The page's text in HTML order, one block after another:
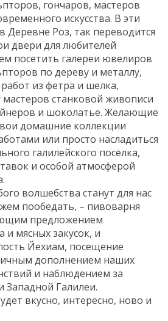
гончаров, мастеров
искусства. В эти
Деревне Роз, так переводится
двери для любителей
посетить галереи ювелиров
по дереву и металлу,
из фетра и шелка,
мастеров станковой живописи
и шоколатье. Желающие
домашние коллекции
или просто насладиться
галилейского посёлка,
и особой атмосферой
волшебства станут для нас
пообедать, – пивоварня
предложением
и мясных закусок, и
Йехиам, посещение
дополнением наших
и наблюдением за
Галилеи.
вкусно, интересно, ново и